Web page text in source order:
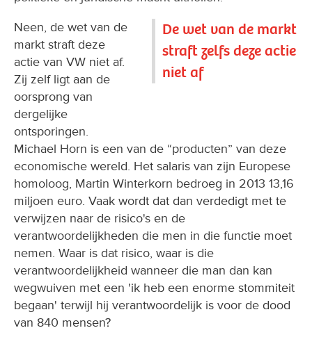
De wet van de markt
straft zelfs deze actie
niet af
Neen, de wet van de
markt straft deze
actie van VW niet af.
Zij zelf ligt aan de
oorsprong van
dergelijke
ontsporingen.
Michael Horn is een van de “producten” van deze
economische wereld. Het salaris van zijn Europese
homoloog, Martin Winterkorn bedroeg in 2013 13,16
miljoen euro. Vaak wordt dat dan verdedigt met te
verwijzen naar de risico's en de
verantwoordelijkheden die men in die functie moet
nemen. Waar is dat risico, waar is die
verantwoordelijkheid wanneer die man dan kan
wegwuiven met een 'ik heb een enorme stommiteit
begaan' terwijl hij verantwoordelijk is voor de dood
van 840 mensen?